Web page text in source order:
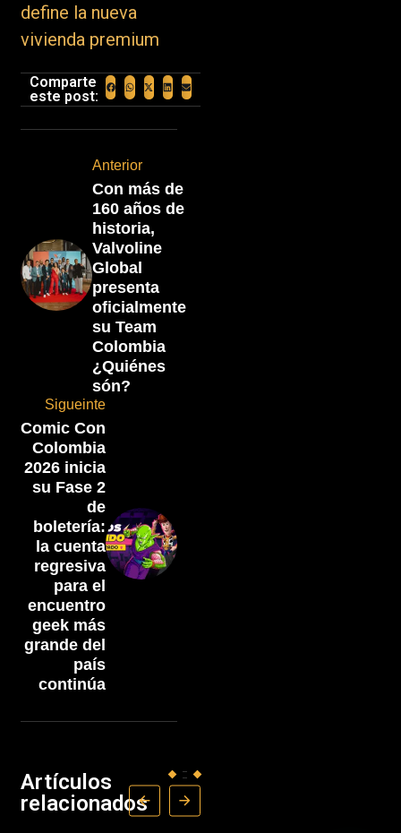
define la nueva
vivienda premium
Comparte
este post:
Anterior
Con más de
160 años de
historia,
Valvoline
Global
presenta
oficialmente
su Team
Colombia
¿Quiénes
són?
Sigueinte
Comic Con
Colombia
2026 inicia
su Fase 2
de
boletería:
la cuenta
regresiva
para el
encuentro
geek más
grande del
país
continúa
Artículos
relacionados